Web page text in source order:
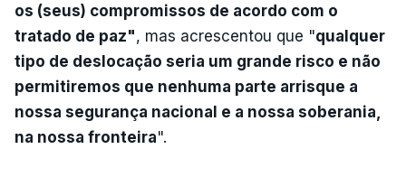
os (seus) compromissos de acordo com o
tratado de paz", mas acrescentou que "qualquer
tipo de deslocação seria um grande risco e não
permitiremos que nenhuma parte arrisque a
nossa segurança nacional e a nossa soberania,
na nossa fronteira".